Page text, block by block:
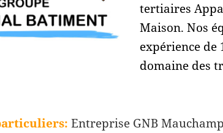
tertiaires
Maison. Nos
expérience de
domaine des
Entreprise GNB